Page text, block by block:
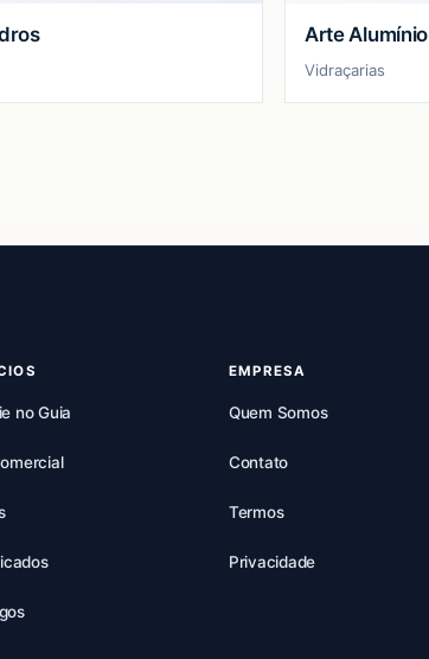
Arte Alumínio
Vidraçarias
no Guia
EMPRESA
Quem Somos
Contato
Termos
Privacidade